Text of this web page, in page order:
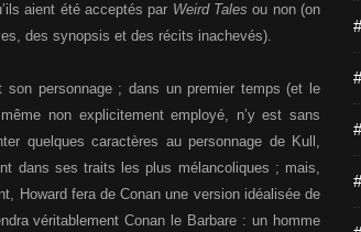
aient été acceptés par Weird Tales ou non (on
des synopsis et des récits inachevés).
personnage ; dans un premier temps (et le
non explicitement employé, n’y est sans
quelques caractères au personnage de Kull,
dans ses traits les plus mélancoliques ; mais,
Howard fera de Conan une version idéalisée de
véritablement Conan le Barbare : un homme